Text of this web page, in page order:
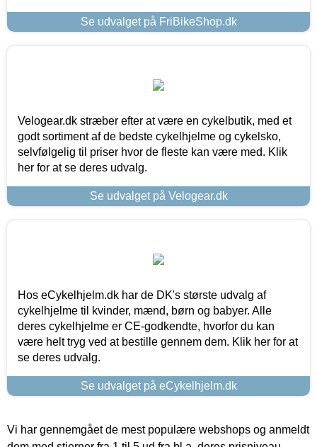
Se udvalget på FriBikeShop.dk
Velogear.dk stræber efter at være en cykelbutik, med et
godt sortiment af de bedste cykelhjelme og cykelsko,
selvfølgelig til priser hvor de fleste kan være med. Klik
her for at se deres udvalg.
Se udvalget på Velogear.dk
Hos eCykelhjelm.dk har de DK's største udvalg af
cykelhjelme til kvinder, mænd, børn og babyer. Alle
deres cykelhjelme er CE-godkendte, hvorfor du kan
være helt tryg ved at bestille gennem dem. Klik her for at
se deres udvalg.
Se udvalget på eCykelhjelm.dk
Vi har gennemgået de mest populære webshops og anmeldt